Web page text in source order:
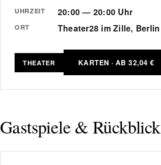
UHRZEIT 20:00 — 20:00 Uhr
ORT Theater28 im Zille, Berlin
THEATER KARTEN · AB 32,04 €
Gastspiele & Rückblick